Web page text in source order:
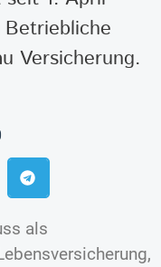
Versicherung.
als